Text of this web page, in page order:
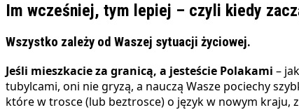
Im wcześniej, tym lepiej – czyli kiedy
Wszystko zależy od Waszej sytuacji życiowej.
Jeśli mieszkacie za granicą, a jesteście Polakami –
tubylcami, oni nie gryzą, a nauczą Wasze pociechy
które w trosce (lub beztrosce) o język w nowym kraju,